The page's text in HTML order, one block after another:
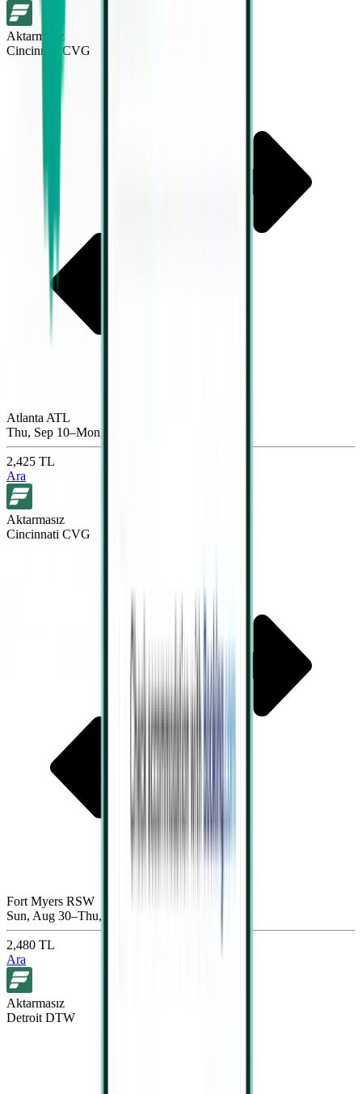
Aktarmasız
Cincinnati CVG
Atlanta ATL
Thu, Sep 10–Mon, Sep 14
2,425 TL
Ara
Aktarmasız
Cincinnati CVG
Fort Myers RSW
Sun, Aug 30–Thu, Sep 3
2,480 TL
Ara
Aktarmasız
Detroit DTW